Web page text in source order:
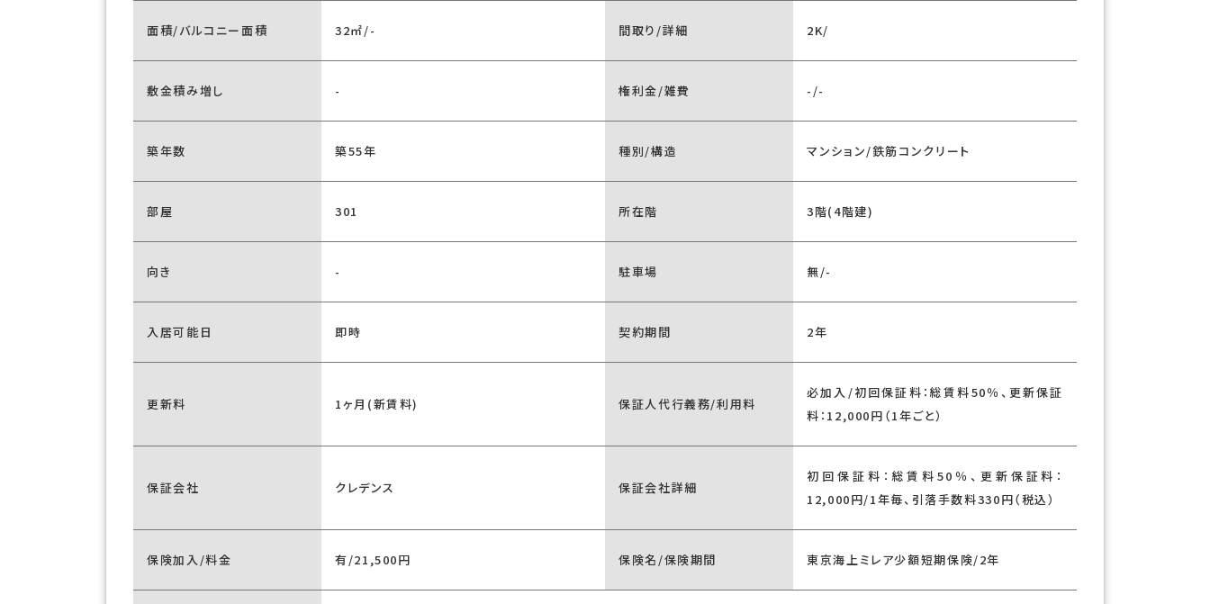
面積/バルコニー面積 32㎡/- 間取り/詳細 2K/
敷金積み増し - 権利金/雑費 -/-
築年数 築55年 種別/構造 マンション/鉄筋コンクリート
部屋 301 所在階 3階(4階建)
向き - 駐車場 無/-
入居可能日 即時 契約期間 2年
更新料 1ヶ月(新賃料) 保証人代行義務/利用料
必加入/初回保証料：総賃料50％、更新保証
料：12,000円（1年ごと）
保証会社 クレデンス 保証会社詳細
初回保証料：総賃料50％、更新保証料：
12,000円/1年毎、引落手数料330円（税込）
保険加入/料金 有/21,500円 保険名/保険期間 東京海上ミレア少額短期保険/2年